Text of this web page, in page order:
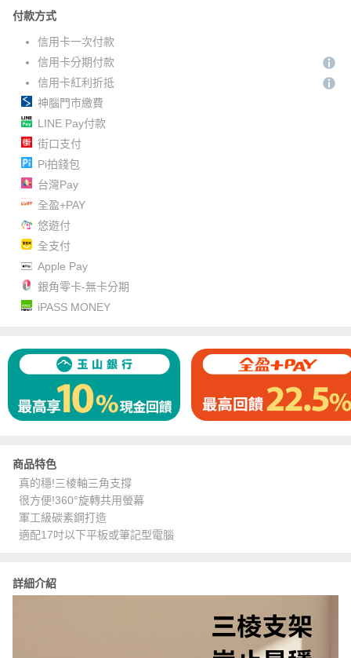
付款方式
信用卡一次付款
信用卡分期付款
信用卡紅利折抵
神腦門市繳費
LINE Pay付款
街口支付
Pi拍錢包
台灣Pay
全盈+PAY
悠遊付
全支付
Apple Pay
銀角零卡-無卡分期
iPASS MONEY
商品特色
真的穩!三棱軸三角支撐
很方便!360°旋轉共用螢幕
軍工級碳素鋼打造
適配17吋以下平板或筆記型電腦
詳細介紹